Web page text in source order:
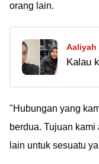
orang lain.
Aaliyah
Teguran
Kalau
orang
nilai
"Hubungan yang
berdua. Tujuan
lain untuk sesuatu